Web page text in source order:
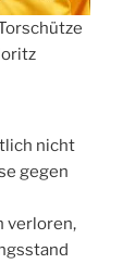
nicht
gegen
verloren,